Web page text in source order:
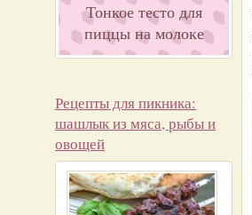
Тонкое тесто для
пиццы на молоке
Рецепты для пикника:
шашлык из мяса, рыбы и
овощей